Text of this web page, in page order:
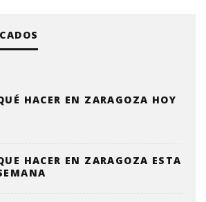
HACER EN ZARAGOZA HOY
HACER EN ZARAGOZA ESTA